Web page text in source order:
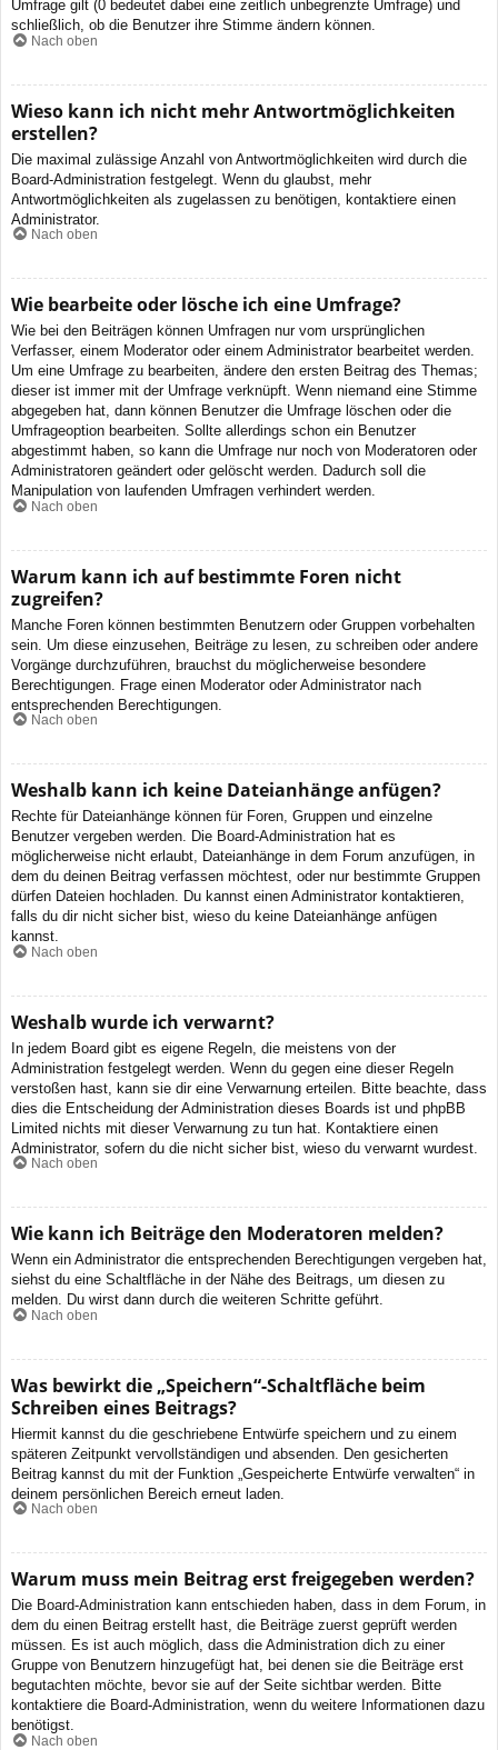
Umfrage gilt (0 bedeutet dabei eine zeitlich unbegrenzte Umfrage) und
schließlich, ob die Benutzer ihre Stimme ändern können.
Nach oben
Wieso kann ich nicht mehr Antwortmöglichkeiten
erstellen?
Die maximal zulässige Anzahl von Antwortmöglichkeiten wird durch die
Board-Administration festgelegt. Wenn du glaubst, mehr
Antwortmöglichkeiten als zugelassen zu benötigen, kontaktiere einen
Administrator.
Nach oben
Wie bearbeite oder lösche ich eine Umfrage?
Wie bei den Beiträgen können Umfragen nur vom ursprünglichen
Verfasser, einem Moderator oder einem Administrator bearbeitet werden.
Um eine Umfrage zu bearbeiten, ändere den ersten Beitrag des Themas;
dieser ist immer mit der Umfrage verknüpft. Wenn niemand eine Stimme
abgegeben hat, dann können Benutzer die Umfrage löschen oder die
Umfrageoption bearbeiten. Sollte allerdings schon ein Benutzer
abgestimmt haben, so kann die Umfrage nur noch von Moderatoren oder
Administratoren geändert oder gelöscht werden. Dadurch soll die
Manipulation von laufenden Umfragen verhindert werden.
Nach oben
Warum kann ich auf bestimmte Foren nicht
zugreifen?
Manche Foren können bestimmten Benutzern oder Gruppen vorbehalten
sein. Um diese einzusehen, Beiträge zu lesen, zu schreiben oder andere
Vorgänge durchzuführen, brauchst du möglicherweise besondere
Berechtigungen. Frage einen Moderator oder Administrator nach
entsprechenden Berechtigungen.
Nach oben
Weshalb kann ich keine Dateianhänge anfügen?
Rechte für Dateianhänge können für Foren, Gruppen und einzelne
Benutzer vergeben werden. Die Board-Administration hat es
möglicherweise nicht erlaubt, Dateianhänge in dem Forum anzufügen, in
dem du deinen Beitrag verfassen möchtest, oder nur bestimmte Gruppen
dürfen Dateien hochladen. Du kannst einen Administrator kontaktieren,
falls du dir nicht sicher bist, wieso du keine Dateianhänge anfügen
kannst.
Nach oben
Weshalb wurde ich verwarnt?
In jedem Board gibt es eigene Regeln, die meistens von der
Administration festgelegt werden. Wenn du gegen eine dieser Regeln
verstoßen hast, kann sie dir eine Verwarnung erteilen. Bitte beachte, dass
dies die Entscheidung der Administration dieses Boards ist und phpBB
Limited nichts mit dieser Verwarnung zu tun hat. Kontaktiere einen
Administrator, sofern du die nicht sicher bist, wieso du verwarnt wurdest.
Nach oben
Wie kann ich Beiträge den Moderatoren melden?
Wenn ein Administrator die entsprechenden Berechtigungen vergeben hat,
siehst du eine Schaltfläche in der Nähe des Beitrags, um diesen zu
melden. Du wirst dann durch die weiteren Schritte geführt.
Nach oben
Was bewirkt die „Speichern“-Schaltfläche beim
Schreiben eines Beitrags?
Hiermit kannst du die geschriebene Entwürfe speichern und zu einem
späteren Zeitpunkt vervollständigen und absenden. Den gesicherten
Beitrag kannst du mit der Funktion „Gespeicherte Entwürfe verwalten“ in
deinem persönlichen Bereich erneut laden.
Nach oben
Warum muss mein Beitrag erst freigegeben werden?
Die Board-Administration kann entschieden haben, dass in dem Forum, in
dem du einen Beitrag erstellt hast, die Beiträge zuerst geprüft werden
müssen. Es ist auch möglich, dass die Administration dich zu einer
Gruppe von Benutzern hinzugefügt hat, bei denen sie die Beiträge erst
begutachten möchte, bevor sie auf der Seite sichtbar werden. Bitte
kontaktiere die Board-Administration, wenn du weitere Informationen dazu
benötigst.
Nach oben